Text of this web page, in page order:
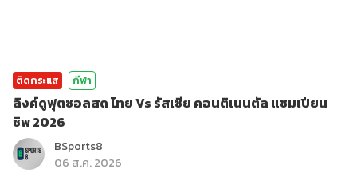
ติดกระแส กีฬา
ลิงค์ดูฟุตซอลสด ไทย Vs รัสเซีย คอนติเนนตัล แชมเปียน
ชิพ 2026
BSports8
06 ส.ค. 2026